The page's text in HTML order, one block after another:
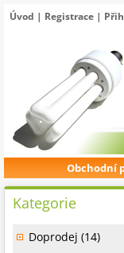
Úvod | Registrace |
Obchodní
Kategorie
Doprodej (14)